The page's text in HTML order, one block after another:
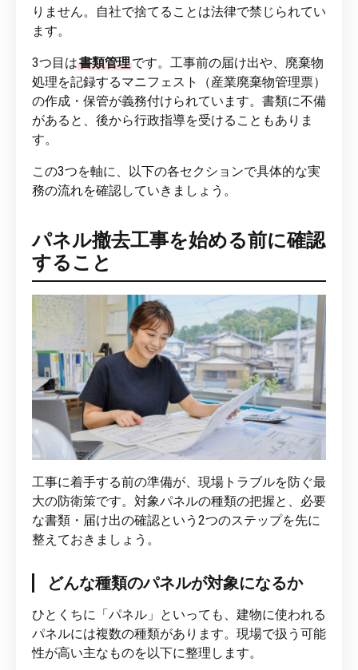
りません。自社で捨てることは法律で禁じられてい
ます。
3つ目は書類管理です。工事前の届け出や、廃棄物
処理を記録するマニフェスト（産業廃棄物管理票）
の作成・保管が義務付けられています。書類に不備
があると、後から行政指導を受けることもありま
す。
この3つを軸に、以下の各セクションで具体的な実
務の流れを確認していきましょう。
パネル撤去工事を始める前に確認
すること
工事に着手する前の準備が、現場トラブルを防ぐ最
大の防衛策です。対象パネルの種類の把握と、必要
な書類・届け出の確認という2つのステップを先に
整えておきましょう。
どんな種類のパネルが対象になるか
ひとくちに「パネル」といっても、建物に使われる
パネルには複数の種類があります。現場で扱う可能
性が高い主なものを以下に整理します。